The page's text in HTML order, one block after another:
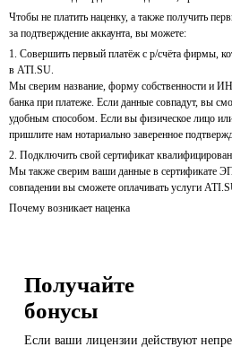
Чтобы не платить наценку, а также получить
за подтверждение аккаунта, вы можете:
1. Совершить первый платёжс р/счёта фирмы,
в ATI.SU.
Мы сверим название, форму собственности и
банка при платеже. Если данные совпадут, вы
удобным способом. Если вы физическое лицо
пришлите нам нотариально заверенное
2. Подключить свой сертификат
Мы также сверим ваши данные в сертификате
совпадении вы сможете оплачивать услуги
Почему возникает наценка
Получайте
бонусы
Если ваши лицензии действуют